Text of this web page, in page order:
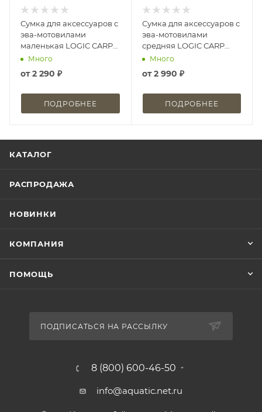
Сумка для аксессуаров с
эва-мотовилами
маленькая LOGIC CARP
ACCESSORIES POUCH
Много
от2 290 ₽
ПОДРОБНЕЕ
Сумка для аксессуаров с
эва-мотовилами
средняя LOGIC CARP
ACCESSORIES POUCH
Много
от2 990 ₽
ПОДРОБНЕЕ
КАТАЛОГ
РАСПРОДАЖА
НОВИНКИ
КОМПАНИЯ
ПОМОЩЬ
ПОДПИСАТЬСЯ НА РАССЫЛКУ
8 (800) 600-46-50
info@aquatic.net.ru